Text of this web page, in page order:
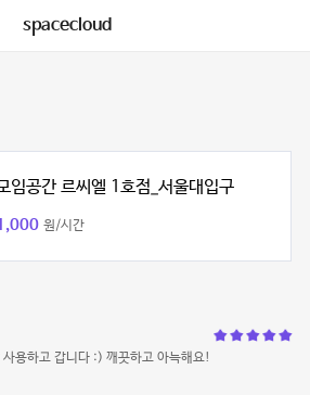
spacecloud
임공간 르씨엘 1호점_서울대입구
원/시간
사용하고 갑니다 :) 깨끗하고 아늑해요!